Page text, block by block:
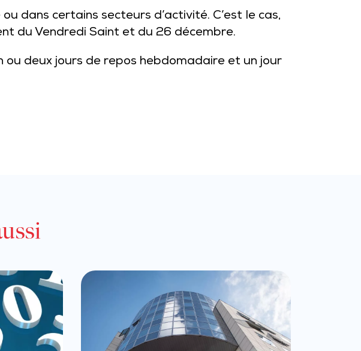
dans certains secteurs d’activité. C’est le cas,
du Vendredi Saint et du 26 décembre.
deux jours de repos hebdomadaire et un jour